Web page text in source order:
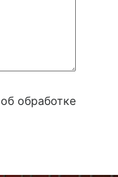
об обработке